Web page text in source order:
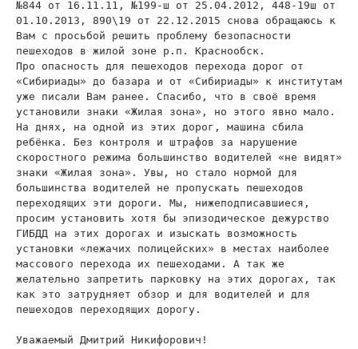
№844 от 16.11.11, №199-ш от 25.04.2012, 448-19ш от
01.10.2013, 890\19 от 22.12.2015 снова обращаюсь к
Вам с просьбой решить проблему безопасности
пешеходов в жилой зоне р.п. Краснообск.
Про опасность для пешеходов перехода дорог от
«Сибириады» до базара и от «Сибириады» к институтам
уже писали Вам ранее. Спасибо, что в своё время
установили знаки «Жилая зона», но этого явно мало.
На днях, на одной из этих дорог, машина сбила
ребёнка. Без контроля и штрафов за нарушение
скоростного режима большинство водителей «не видят»
знаки «Жилая зона». Увы, но стало нормой для
большинства водителей не пропускать пешеходов
переходящих эти дороги. Мы, нижеподписавшиеся,
просим установить хотя бы эпизодическое дежурство
ГИБДД на этих дорогах и изыскать возможность
установки «лежачих полицейских» в местах наиболее
массового перехода их пешеходами. А так же
желательно запретить парковку на этих дорогах, так
как это затрудняет обзор и для водителей и для
пешеходов переходящих дорогу.
Уважаемый Дмитрий Никифорович!